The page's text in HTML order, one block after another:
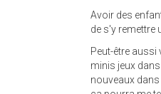
Avoir des
de s'y remettre
Peut-être aussi
minis jeux
nouveaux